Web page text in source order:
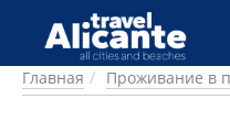
Перейти к основному
ГОРОДА
Главная Проживание в